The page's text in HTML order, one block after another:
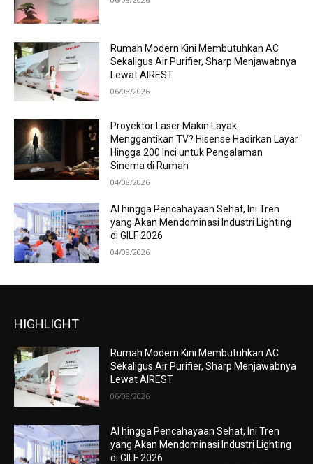
Rumah Modern Kini Membutuhkan AC
Sekaligus Air Purifier, Sharp Menjawabnya
Lewat AIREST
06/08/2026
Proyektor Laser Makin Layak
Menggantikan TV? Hisense Hadirkan Layar
Hingga 200 Inci untuk Pengalaman
Sinema di Rumah
04/08/2026
AI hingga Pencahayaan Sehat, Ini Tren
yang Akan Mendominasi Industri Lighting
di GILF 2026
04/08/2026
HIGHLIGHT
Rumah Modern Kini Membutuhkan AC
Sekaligus Air Purifier, Sharp Menjawabnya
Lewat AIREST
06/08/2026
AI hingga Pencahayaan Sehat, Ini Tren
yang Akan Mendominasi Industri Lighting
di GILF 2026